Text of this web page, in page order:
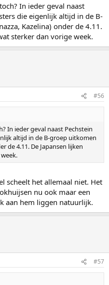
In ieder geval naast
die eigenlijk altijd in de B-
Kazelina) onder de 4.11.
sterker dan vorige week.
#56
In ieder geval naast Pechstein
altijd in de B-groep uitkomen
de 4.11. De Japansen lijken
scheelt het allemaal niet. Het
nu ook maar een
aan hem liggen natuurlijk.
#57